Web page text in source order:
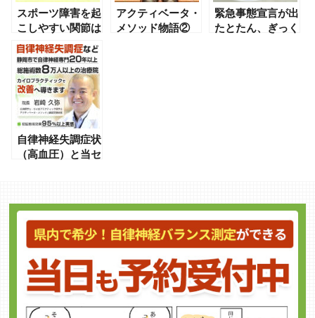
スポーツ障害を起
こしやすい関節は
5つ
アクティベータ・
メソッド物語②
緊急事態宣言が出
たとたん、ぎっく
自律神経失調症状
（高血圧）と当セ